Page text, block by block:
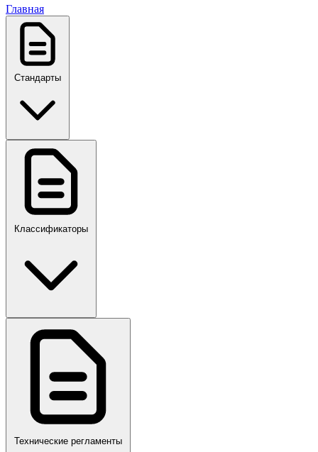
Главная
Стандарты
ГОСТ, ГОСТ Р, ПНСТ
ПР,Р,ПМГ,РМГ
Классификаторы
Технические регламенты